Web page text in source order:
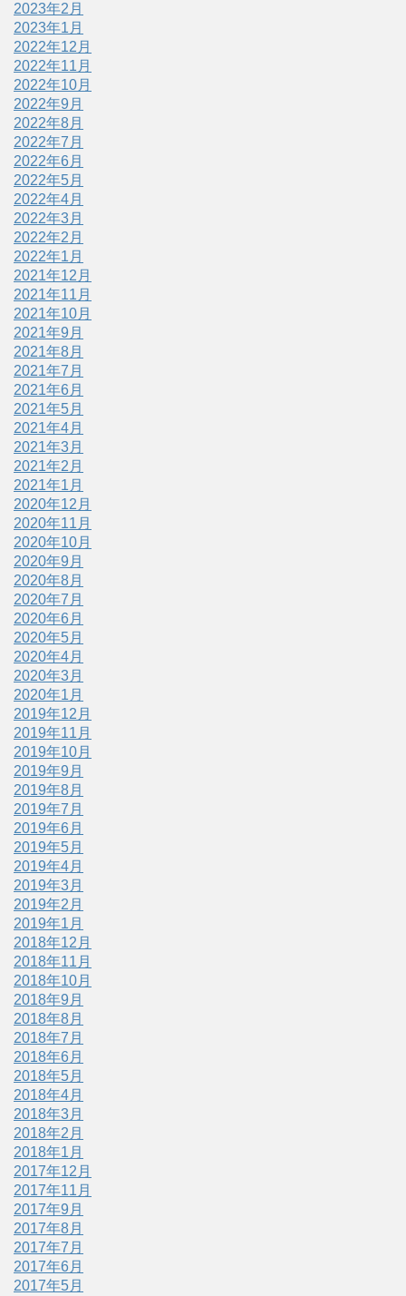
2023年2月
2023年1月
2022年12月
2022年11月
2022年10月
2022年9月
2022年8月
2022年7月
2022年6月
2022年5月
2022年4月
2022年3月
2022年2月
2022年1月
2021年12月
2021年11月
2021年10月
2021年9月
2021年8月
2021年7月
2021年6月
2021年5月
2021年4月
2021年3月
2021年2月
2021年1月
2020年12月
2020年11月
2020年10月
2020年9月
2020年8月
2020年7月
2020年6月
2020年5月
2020年4月
2020年3月
2020年1月
2019年12月
2019年11月
2019年10月
2019年9月
2019年8月
2019年7月
2019年6月
2019年5月
2019年4月
2019年3月
2019年2月
2019年1月
2018年12月
2018年11月
2018年10月
2018年9月
2018年8月
2018年7月
2018年6月
2018年5月
2018年4月
2018年3月
2018年2月
2018年1月
2017年12月
2017年11月
2017年9月
2017年8月
2017年7月
2017年6月
2017年5月